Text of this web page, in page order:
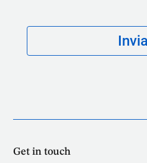
Get in touch